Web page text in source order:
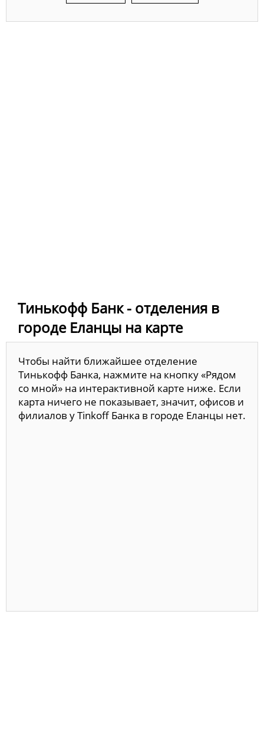
Тинькофф Банк - отделения в
городе Еланцы на карте
Чтобы найти ближайшее отделение
Тинькофф Банка, нажмите на кнопку «Рядом
со мной» на интерактивной карте ниже. Если
карта ничего не показывает, значит, офисов и
филиалов у Tinkoff Банка в городе Еланцы нет.